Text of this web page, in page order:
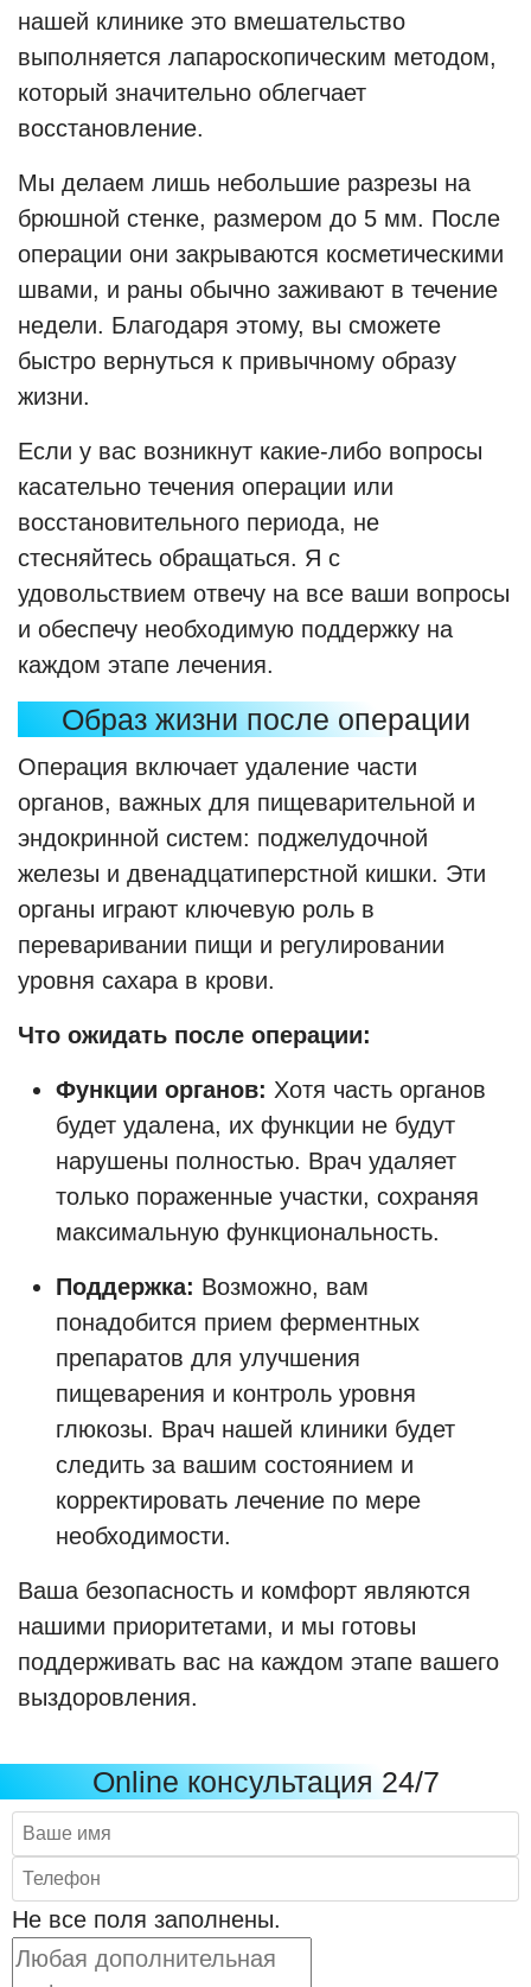
нашей клинике это вмешательство
выполняется лапароскопическим методом,
который значительно облегчает
восстановление.
Мы делаем лишь небольшие разрезы на
брюшной стенке, размером до 5 мм. После
операции они закрываются косметическими
швами, и раны обычно заживают в течение
недели. Благодаря этому, вы сможете
быстро вернуться к привычному образу
жизни.
Если у вас возникнут какие-либо вопросы
касательно течения операции или
восстановительного периода, не
стесняйтесь обращаться. Я с
удовольствием отвечу на все ваши вопросы
и обеспечу необходимую поддержку на
каждом этапе лечения.
Образ жизни после операции
Операция включает удаление части
органов, важных для пищеварительной и
эндокринной систем: поджелудочной
железы и двенадцатиперстной кишки. Эти
органы играют ключевую роль в
переваривании пищи и регулировании
уровня сахара в крови.
Что ожидать после операции:
Функции органов: Хотя часть органов
будет удалена, их функции не будут
нарушены полностью. Врач удаляет
только пораженные участки, сохраняя
максимальную функциональность.
Поддержка: Возможно, вам
понадобится прием ферментных
препаратов для улучшения
пищеварения и контроль уровня
глюкозы. Врач нашей клиники будет
следить за вашим состоянием и
корректировать лечение по мере
необходимости.
Ваша безопасность и комфорт являются
нашими приоритетами, и мы готовы
поддерживать вас на каждом этапе вашего
выздоровления.
Online консультация 24/7
Не все поля заполнены.